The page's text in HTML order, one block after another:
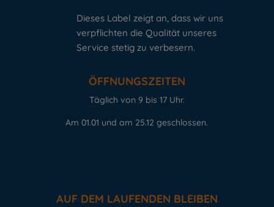
Dieses Label zeigt an, dass wir uns
verpflichten die Qualität unseres
Service stetig zu verbesern.
ÖFFNUNGSZEITEN
Täglich von 9 bis 17 Uhr.
Am 01.01 und am 25.12 geschlossen.
AUF DEM LAUFENDEN BLEIBEN